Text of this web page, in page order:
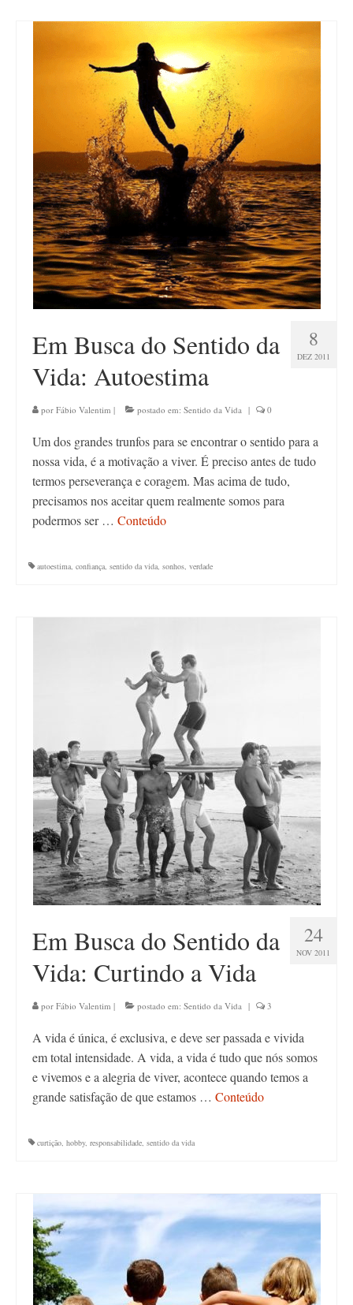
8
DEZ 2011
Em Busca do Sentido da
Vida: Autoestima
por Fábio Valentim | postado em: Sentido da Vida | 0
Um dos grandes trunfos para se encontrar o sentido para a
nossa vida, é a motivação a viver. É preciso antes de tudo
termos perseverança e coragem. Mas acima de tudo,
precisamos nos aceitar quem realmente somos para
podermos ser … Conteúdo
autoestima, confiança, sentido da vida, sonhos, verdade
24
NOV 2011
Em Busca do Sentido da
Vida: Curtindo a Vida
por Fábio Valentim | postado em: Sentido da Vida | 3
A vida é única, é exclusiva, e deve ser passada e vivida
em total intensidade. A vida, a vida é tudo que nós somos
e vivemos e a alegria de viver, acontece quando temos a
grande satisfação de que estamos … Conteúdo
curtição, hobby, responsabilidade, sentido da vida